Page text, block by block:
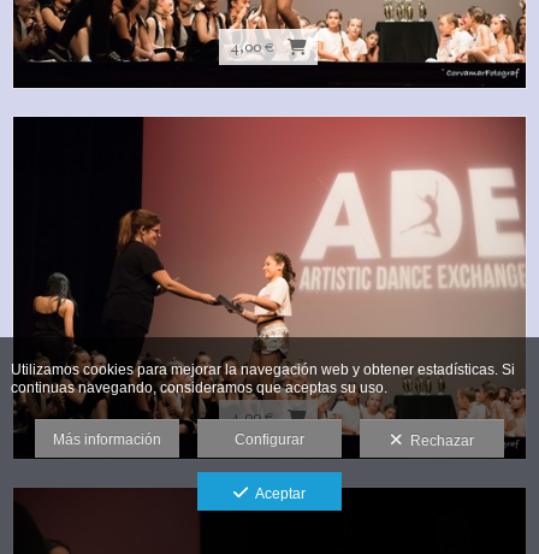
4,00 €
4,00 €
Utilizamos cookies para mejorar la navegación web y obtener estadísticas. Si
continuas navegando, consideramos que aceptas su uso.
Más información Configurar Rechazar
Aceptar